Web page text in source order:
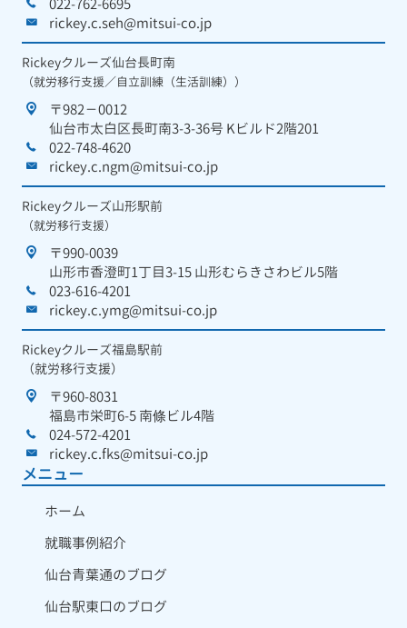
022-762-6695
rickey.c.seh@mitsui-co.jp
Rickeyクルーズ仙台長町南
（就労移行支援／自立訓練（生活訓練））
〒982－0012
仙台市太白区長町南3-3-36号 Kビルド2階201
022-748-4620
rickey.c.ngm@mitsui-co.jp
Rickeyクルーズ山形駅前
（就労移行支援）
〒990-0039
山形市香澄町1丁目3-15 山形むらきさわビル5階
023-616-4201
rickey.c.ymg@mitsui-co.jp
Rickeyクルーズ福島駅前
（就労移行支援）
〒960-8031
福島市栄町6-5 南條ビル4階
024-572-4201
rickey.c.fks@mitsui-co.jp
メニュー
ホーム
就職事例紹介
仙台青葉通のブログ
仙台駅東口のブログ